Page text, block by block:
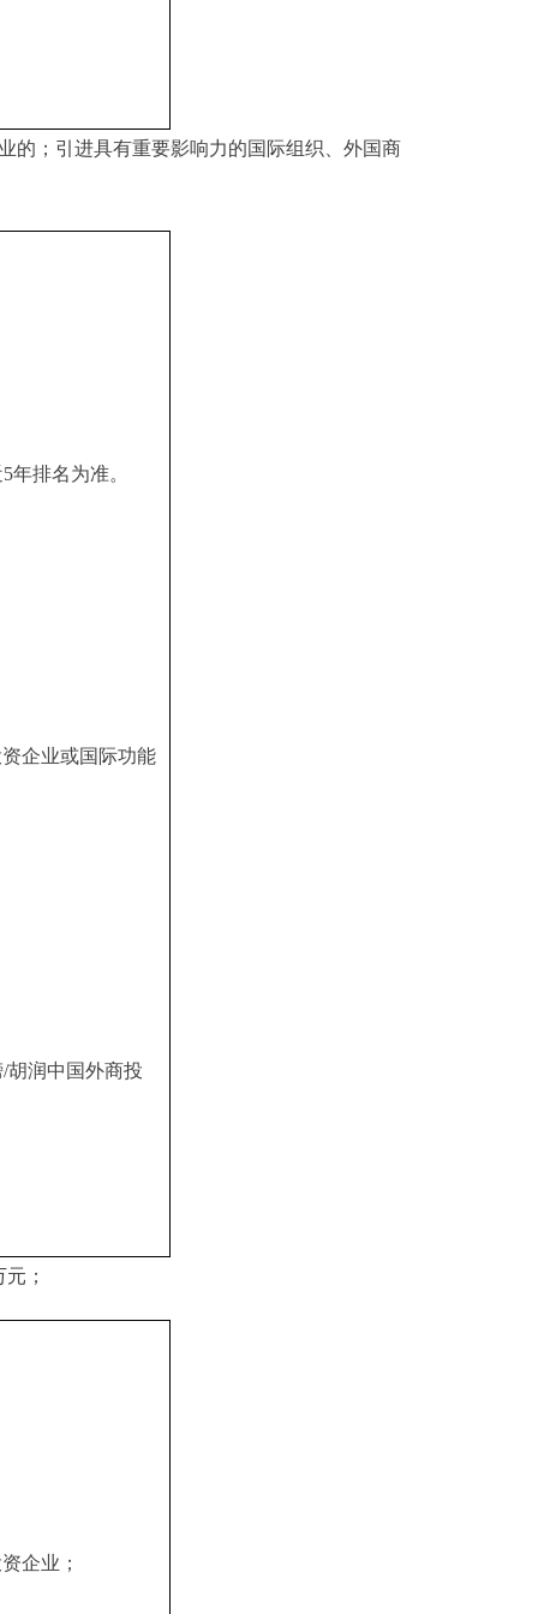
；引进具有重要影响力的国际组织、外国商
5年排名为准。
企业或国际功能
胡润中国外商投
；
企业；